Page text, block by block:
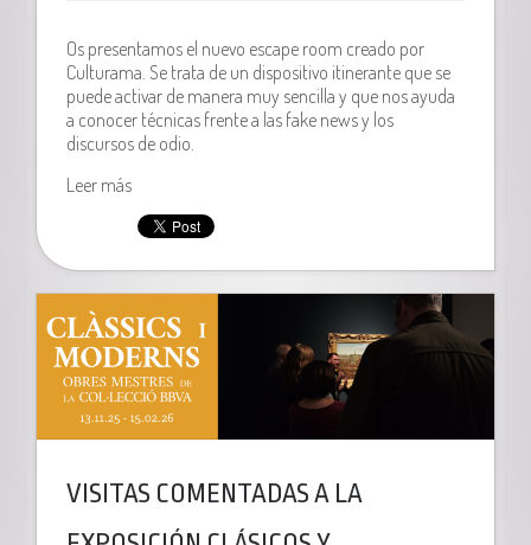
Os presentamos el nuevo escape room creado por
Culturama. Se trata de un dispositivo itinerante que se
puede activar de manera muy sencilla y que nos ayuda
a conocer técnicas frente a las fake news y los
discursos de odio.
Leer más
VISITAS COMENTADAS A LA